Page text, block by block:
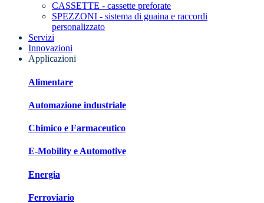
CASSETTE - cassette preforate
SPEZZONI - sistema di guaina e raccordi
personalizzato
Servizi
Innovazioni
Applicazioni
Alimentare
Automazione industriale
Chimico e Farmaceutico
E-Mobility e Automotive
Energia
Ferroviario